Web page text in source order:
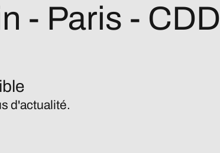
- Paris - CDD
d'actualité.